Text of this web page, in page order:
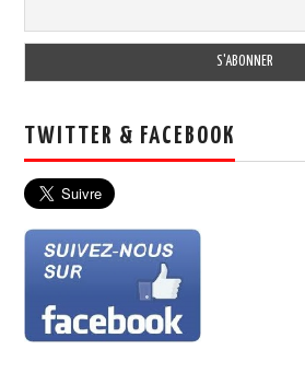
TWITTER & FACEBOOK